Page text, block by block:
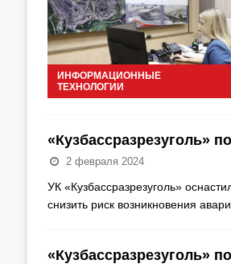
ИНФОРМАЦИОННЫЕ
ТЕХНОЛОГИИ
«Кузбассразрезуголь»
2 февраля 2024
УК «Кузбассразрезуголь»
снизить риск возникновения
«Кузбассразрезуголь»